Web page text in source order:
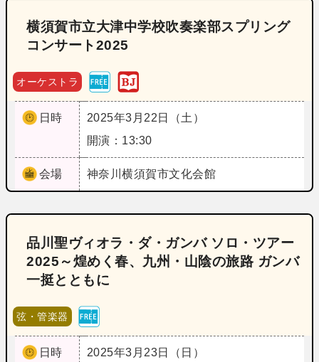
横須賀市立大津中学校吹奏楽部スプリング
コンサート2025
オーケストラ
日時
2025年3月22日（土）
開演：13:30
会場 神奈川横須賀市文化会館
品川聖ヴィオラ・ダ・ガンバ ソロ・ツアー
2025～煌めく春、九州・山陰の旅路 ガンバ
一挺とともに
弦・管楽器
日時
2025年3月23日（日）